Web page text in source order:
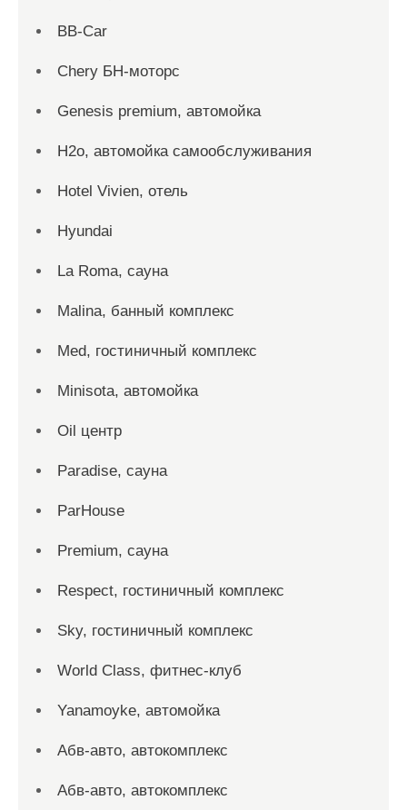
BB-Car
Chery БН-моторс
Genesis premium, автомойка
H2o, автомойка самообслуживания
Hotel Vivien, отель
Hyundai
La Roma, сауна
Malina, банный комплекс
Med, гостиничный комплекс
Minisota, автомойка
Oil центр
Paradise, сауна
ParHouse
Premium, сауна
Respect, гостиничный комплекс
Sky, гостиничный комплекс
World Class, фитнес-клуб
Yanamoyke, автомойка
Абв-авто, автокомплекс
Абв-авто, автокомплекс